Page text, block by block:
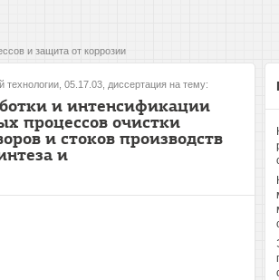
и защита от коррозии
05.17.03, диссертация на тему:
и интенсификации
процессов очистки
и стоков производств
и